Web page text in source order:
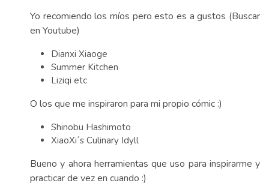
Yo recomiendo los míos pero esto es a gustos (Buscar
en Youtube)
Dianxi Xiaoge
Summer Kitchen
Liziqi etc
O los que me inspiraron para mi propio cómic :)
Shinobu Hashimoto
XiaoXi´s Culinary Idyll
Bueno y ahora herramientas que uso para inspirarme y
practicar de vez en cuando :)